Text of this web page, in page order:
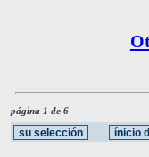
página 1 de 6